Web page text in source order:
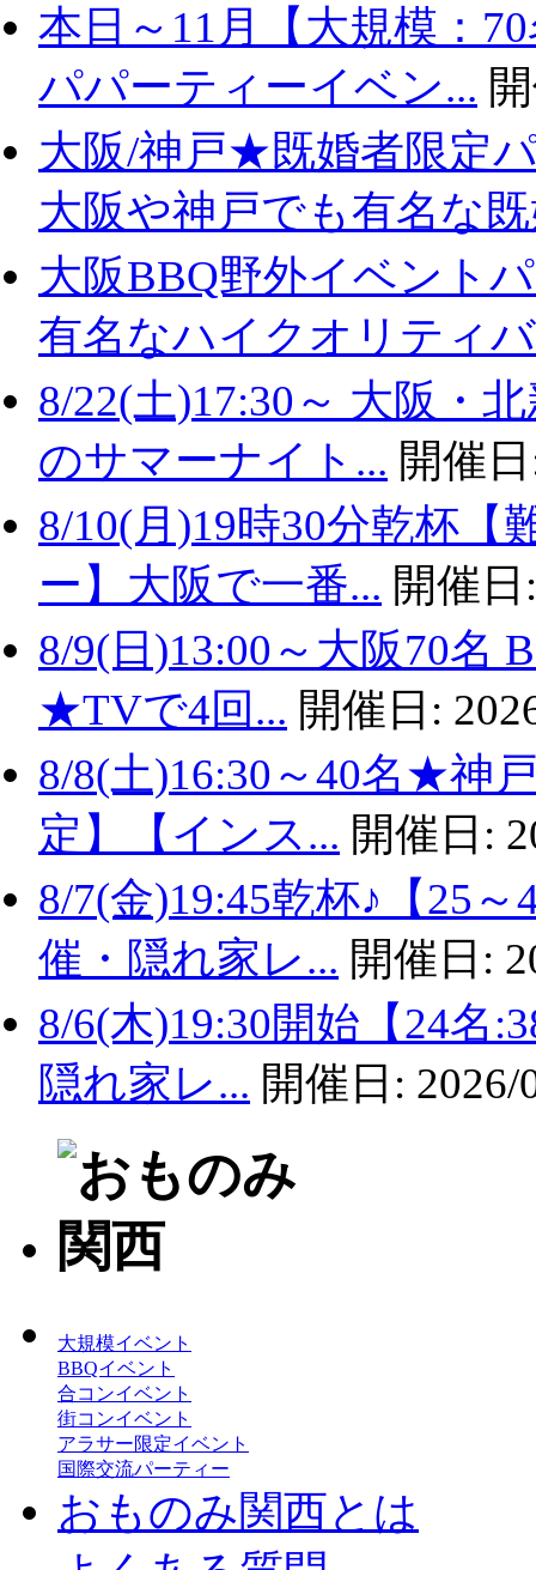
本日～11月【大規模：
パパーティーイベン...
大阪/神戸★既婚者限定
大阪や神戸でも有名な
大阪BBQ野外イベント
有名なハイクオリティ
8/22(土)17:30～ 大阪・
のサマーナイト... 開催
8/10(月)19時30分乾杯【
ー】大阪で一番... 開催
8/9(日)13:00～大阪70名
★TVで4回... 開催日:
8/8(土)16:30～40名★神
定】【インス... 開催日:
8/7(金)19:45乾杯♪【25
催・隠れ家レ... 開催日:
8/6(木)19:30開始【24名
隠れ家レ... 開催日: 2026/
大規模イベント
BBQイベント
合コンイベント
街コンイベント
アラサー限定イベント
国際交流パーティー
おものみ関西とは